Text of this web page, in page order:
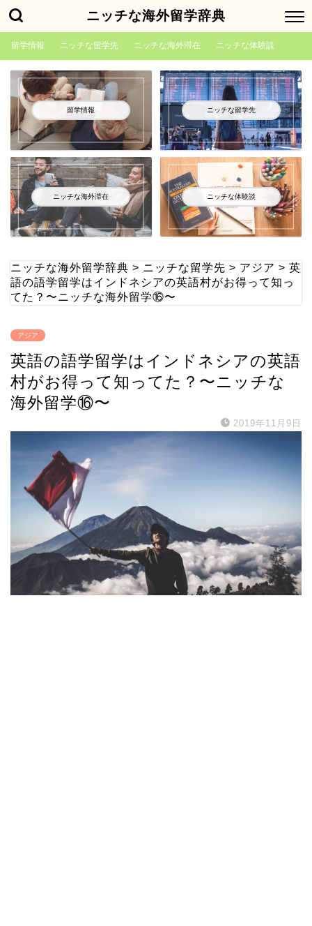
ニッチな海外留学辞典
留学情報 ニッチな留学先 ニッチな海外滞在 ニッチな体験談
留学情報 ニッチな留学先
ニッチな海外滞在 ニッチな体験談
ニッチな海外留学辞典 > ニッチな留学先 > アジア > 英
語の語学留学はインドネシアの英語村がお得って知っ
てた？〜ニッチな海外留学⑯〜
アジア
英語の語学留学はインドネシアの英語
村がお得って知ってた？〜ニッチな
海外留学⑯〜
2019年11月9日